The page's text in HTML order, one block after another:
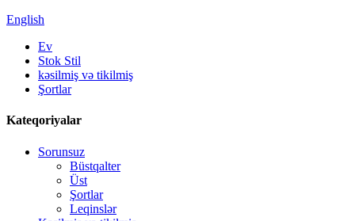
English
Ev
Stok Stil
kəsilmiş və tikilmiş
Şortlar
Kateqoriyalar
Sorunsuz
Büstqalter
Üst
Şortlar
Leqinslər